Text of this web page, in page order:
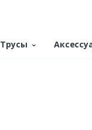
Трусы